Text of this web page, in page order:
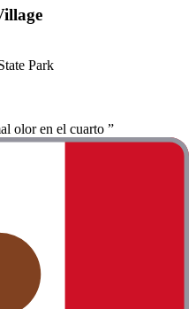
Park
olor en el cuarto ”